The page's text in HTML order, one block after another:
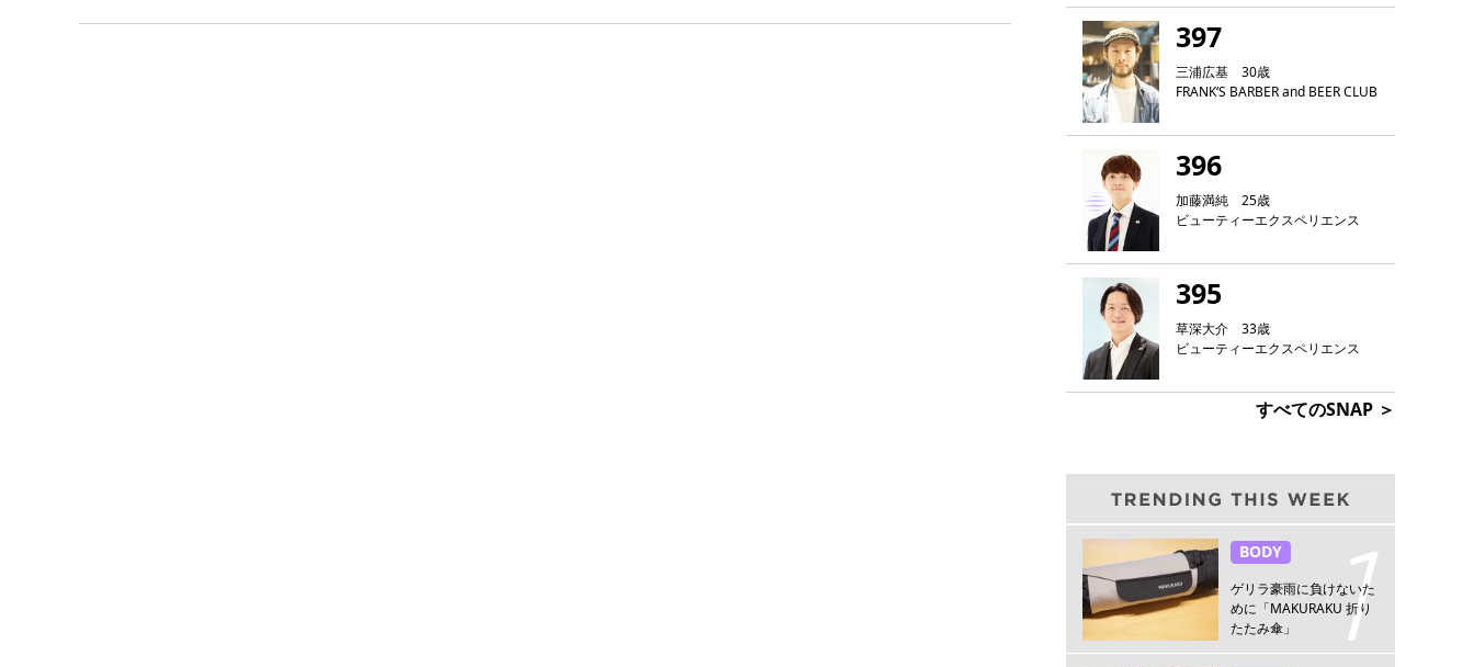
397
三浦広基 30歳
FRANK‘S BARBER and BEER CLUB
396
加藤満純 25歳
ビューティーエクスペリエンス
395
草深大介 33歳
ビューティーエクスペリエンス
すべてのSNAP ＞
BODY
ゲリラ豪雨に負けないた
めに「MAKURAKU 折り
たたみ傘」